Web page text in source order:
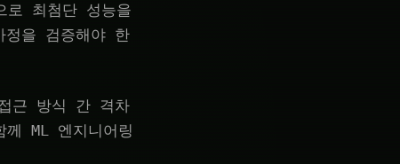
로 최첨단 성능을
정을 검증해야 한
근 방식 간 격차
ML 엔지니어링